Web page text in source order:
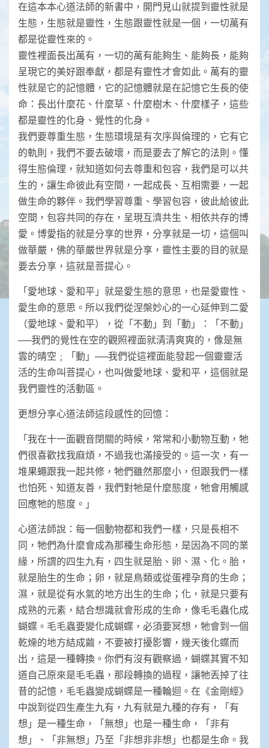
在這本本心道法師的新書中，開門見山就提到靈性就是
生態，生態就是靈性，生態跟靈性就是一個，一切萬有
都是從靈性來的。
靈性裡面長出萬有，一切的萬有能夠生、能夠長，能夠
呈現它的美好跟奉獻，都是有靈性才會如此。萬有的靈
性就是它的記憶體，它的記憶體就是在記憶它生長的使
命：長出什麼花、什麼草、什麼樹木、什麼樣子，這些
都是靈性的化身、覺性的化身。
我們要尊重生態，生態環境是有次序與倫理的，它有它
的軌則，我們不要去破壞，而是要去了解它的法則。懂
得生態倫理，就知道如何去尊重和包容，我們是可以共
生的，讓生命彼此有空間，一起成長、互相需要，一起
做生命的夥伴。我們學習尊重、學習包容，彼此給彼此
空間，包容共同的存在，呈現互濟共生、相依共存的博
愛。博愛指的就是分享的世界，分享就是一切，這個叫
做華嚴，佛的華嚴世界就是分享，靈性主要的目的就是
要去分享，這就是菩提心。
「愛地球、愛和平」就是愛生態的意思，也是愛靈性、
愛生命的意思。所以我們從涅槃妙心的一心延伸到二愛
（愛地球、愛和平），從「不動」到「動」：「不動」
──我們的覺性在空的觀照裡面就清清爽爽的，像是無
雲的晴空﹔「動」──我們從這裡面能發起一個靈靈活
活的生命叫菩提心，也叫做愛地球、愛和平，這個就是
我們靈性的活動區。
更想分享心道法師這段感性的回憶：
「我在十一面觀音閉關的時候，常常和小動物互動，牠
們很喜歡找我麻煩，不過我也滿接受的。這一次，有一
堆果蠅跟我一起共修，牠們雖然那麼小，但跟我們一樣
也怕死、知道友善，我們對牠是什麼態度，牠會用觸感
回應牠的態度。」
心道法師說：每一個動物都和我們一樣，只是長相不
同，牠們為什麼會成為那種生命形態，是因為不同的業
緣，所謂的四生九有，四生就是胎、卵、濕、化。胎，
就是胎生的生命；卵，就是鳥類或從蛋裡孕育的生命；
濕，就是從有水氣的地方出生的生命；化，就是只要有
成熟的元素，結合想識就會形成的生命，像毛毛蟲化成
蝴蝶。毛毛蟲要變化成蝴蝶，必須要冥想，牠會到一個
乾燥的地方結成繭，不要被打擾影響，幾天後化蝶而
出，這是一種轉換。你們有沒有觀察過，蝴蝶其實不知
道自己原來是毛毛蟲，那段轉換的過程，讓牠丟掉了往
昔的記憶，毛毛蟲變成蝴蝶是一種輪迴。在《金剛經》
中說到從四生產生九有，九有就是九種的存有，「有
想」是一種生命，「無想」也是一種生命，「非有
想」、「非無想」乃至「非想非非想」也都是生命。我